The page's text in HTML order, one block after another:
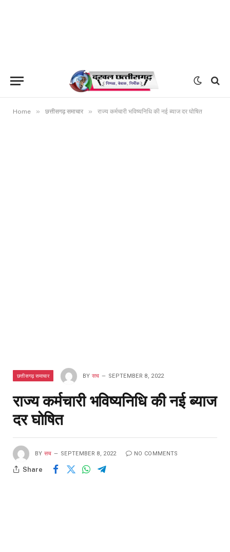
Home » छत्तीसगढ़ समाचार » राज्य कर्मचारी भविष्यनिधि की नई ब्याज दर घोषित
छत्तीसगढ़ समाचार BY सच SEPTEMBER 8, 2022
राज्य कर्मचारी भविष्यनिधि की नई ब्याज
दर घोषित
BY सच SEPTEMBER 8, 2022 NO COMMENTS
Share